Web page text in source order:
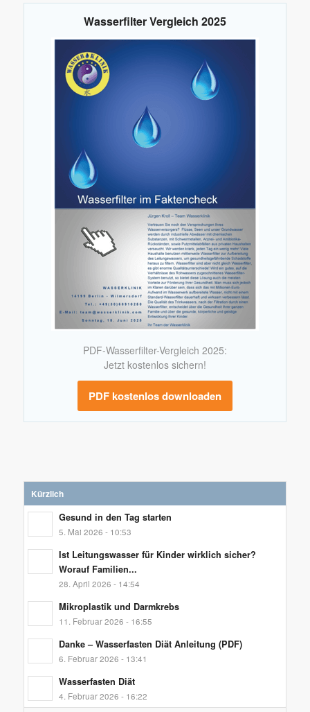
Wasserfilter Vergleich 2025
PDF-Wasserfilter-Vergleich 2025:
Jetzt kostenlos sichern!
PDF kostenlos downloaden
Kürzlich
Gesund in den Tag starten
5. Mai 2026 - 10:53
Ist Leitungswasser für Kinder wirklich sicher?
Worauf Familien...
28. April 2026 - 14:54
Mikroplastik und Darmkrebs
11. Februar 2026 - 16:55
Danke – Wasserfasten Diät Anleitung (PDF)
6. Februar 2026 - 13:41
Wasserfasten Diät
4. Februar 2026 - 16:22